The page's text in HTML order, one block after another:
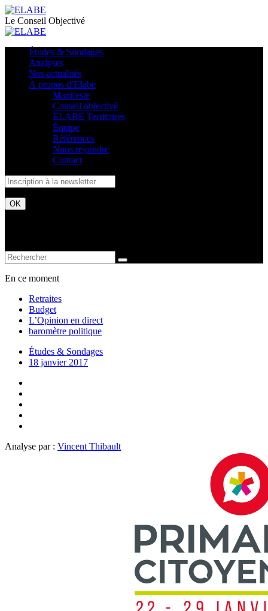
Le Conseil Objectivé
Études & Sondages
Analyses
Nos actualités
À propos d’Elabe
Manifeste
Conseil objectivé
ELABE Territoires
Équipe
Références
Nous rejoindre
Contact
En ce moment
Retraites
Budget
L’Opinion en direct
baromètre politique
Études & Sondages
18 janvier 2017
Analyse par : Vincent Thibault